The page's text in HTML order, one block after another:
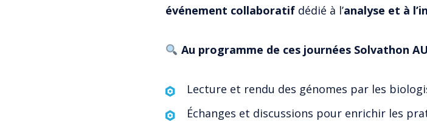
événement collaboratif dédié à l’analyse et à
Au programme de ces journées Solvathon
Lecture et rendu des génomes par les
Échanges et discussions pour enrichir les